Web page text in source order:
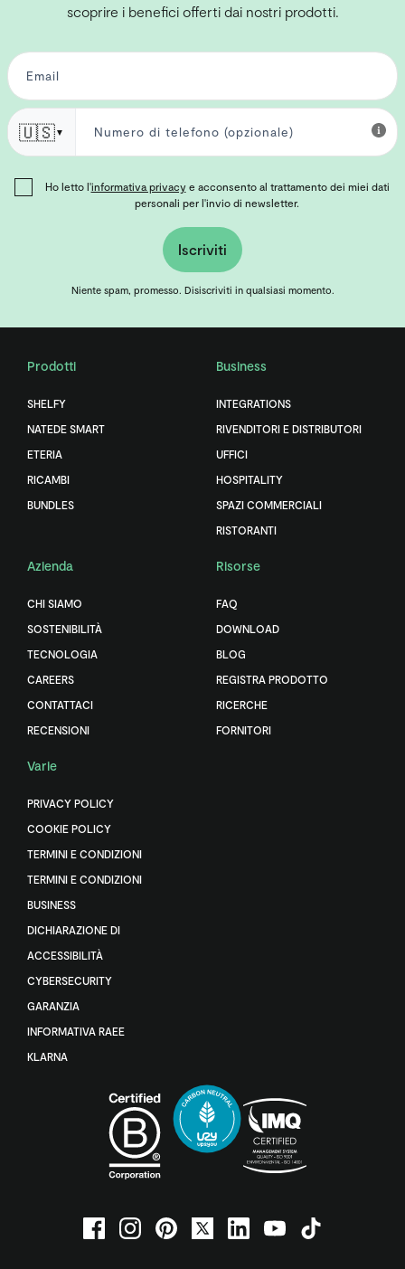
scoprire i benefici offerti dai nostri prodotti.
🇺🇸▼
Ho letto l'informativa privacye acconsento al trattamento dei miei dati
personali per l'invio di newsletter.
Iscriviti
Niente spam, promesso. Disiscriviti in qualsiasi momento.
Prodotti
SHELFY
NATEDE SMART
ETERIA
RICAMBI
BUNDLES
Business
INTEGRATIONS
RIVENDITORI E DISTRIBUTORI
UFFICI
HOSPITALITY
SPAZI COMMERCIALI
RISTORANTI
Azienda
CHI SIAMO
SOSTENIBILITÀ
TECNOLOGIA
CAREERS
CONTATTACI
RECENSIONI
Risorse
FAQ
DOWNLOAD
BLOG
REGISTRA PRODOTTO
RICERCHE
FORNITORI
Varie
PRIVACY POLICY
COOKIE POLICY
TERMINI E CONDIZIONI
TERMINI E CONDIZIONI
BUSINESS
DICHIARAZIONE DI
ACCESSIBILITÀ
CYBERSECURITY
GARANZIA
INFORMATIVA RAEE
KLARNA